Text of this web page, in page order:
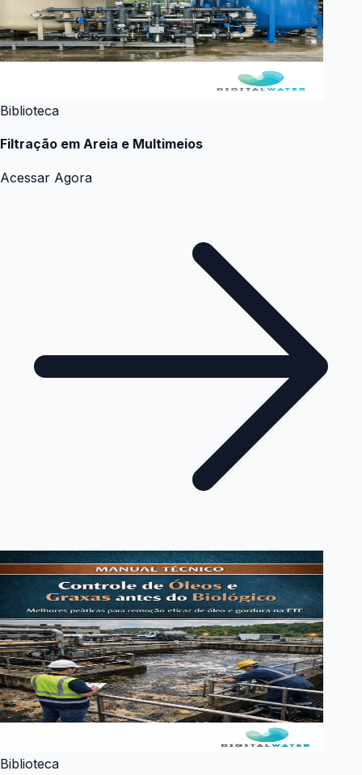
Biblioteca
Filtração em Areia e Multimeios
Acessar Agora
Biblioteca